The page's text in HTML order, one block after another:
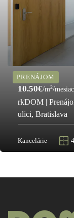
PRENÁJOM
10.50€/m2/mesiac
rkDOM |
ulici, Bratislava
Kancelárie